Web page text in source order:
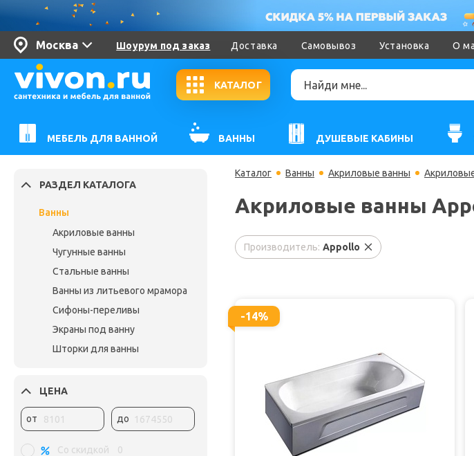
Москва Шоурум под заказ Доставка Самовывоз Установка О
КАТАЛОГ
МЕБЕЛЬ ДЛЯ ВАННОЙ ВАННЫ ДУШЕВЫЕ КАБИНЫ
РАЗДЕЛ КАТАЛОГА
Ванны
Акриловые ванны
Чугунные ванны
Стальные ванны
Ванны из литьевого мрамора
Сифоны-переливы
Экраны под ванну
Шторки для ванны
ЦЕНА
от до
Со скидкой
0
Каталог Ванны Акриловые ванны
Акриловые ванны
Производитель: Appollo
-14%